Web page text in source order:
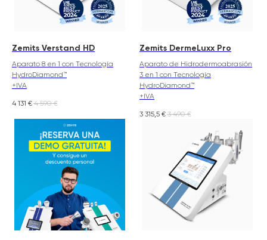
Zemits Verstand HD
Aparato 8 en 1 con Tecnología
HydroDiamond™
+IVA
4 131 € 4 590 €
Zemits DermeLuxx Pro
Aparato de Hidrodermoabrasión
3 en 1 con Tecnología
HydroDiamond™
+IVA
3 315,5 € 3 490 €